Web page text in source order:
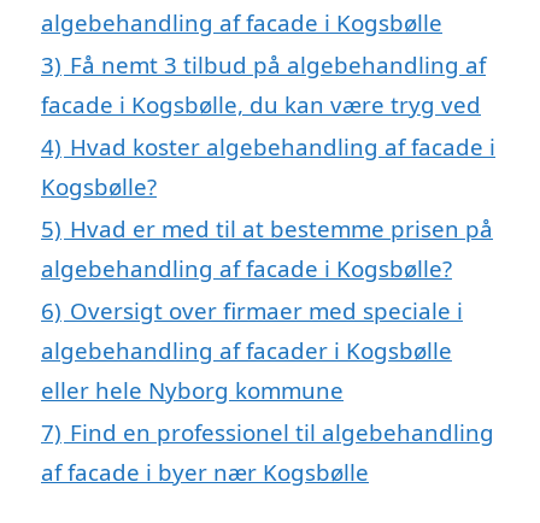
algebehandling af facade i Kogsbølle
3) Få nemt 3 tilbud på algebehandling af
facade i Kogsbølle, du kan være tryg ved
4) Hvad koster algebehandling af facade i
Kogsbølle?
5) Hvad er med til at bestemme prisen på
algebehandling af facade i Kogsbølle?
6) Oversigt over firmaer med speciale i
algebehandling af facader i Kogsbølle
eller hele Nyborg kommune
7) Find en professionel til algebehandling
af facade i byer nær Kogsbølle